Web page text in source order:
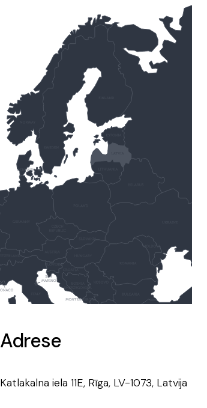
Adrese
Katlakalna iela 11E, Rīga, LV-1073, Latvija